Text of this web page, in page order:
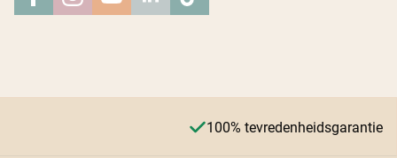
100% tevredenheidsgarantie